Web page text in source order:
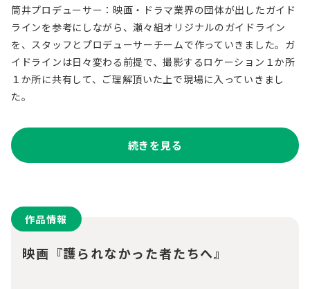
筒井プロデューサー：映画・ドラマ業界の団体が出したガイド
ラインを参考にしながら、瀬々組オリジナルのガイドライン
を、スタッフとプロデューサーチームで作っていきました。ガ
イドラインは日々変わる前提で、撮影するロケーション１か所
１か所に共有して、ご理解頂いた上で現場に入っていきまし
た。
続きを見る
作品情報
映画『護られなかった者たちへ』